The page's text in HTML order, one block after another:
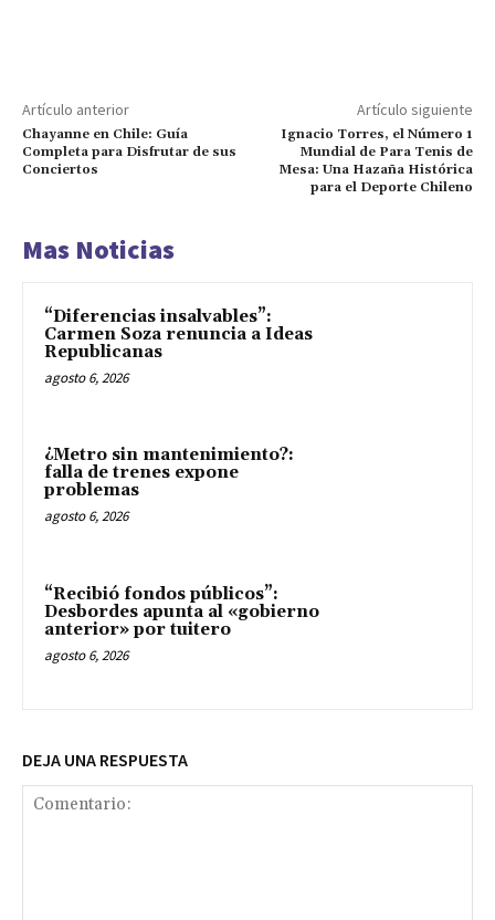
Artículo anterior
Chayanne en Chile: Guía
Completa para Disfrutar de sus
Conciertos
Artículo siguiente
Ignacio Torres, el Número 1
Mundial de Para Tenis de
Mesa: Una Hazaña Histórica
para el Deporte Chileno
Mas Noticias
“Diferencias insalvables”:
Carmen Soza renuncia a Ideas
Republicanas
agosto 6, 2026
¿Metro sin mantenimiento?:
falla de trenes expone
problemas
agosto 6, 2026
“Recibió fondos públicos”:
Desbordes apunta al «gobierno
anterior» por tuitero
agosto 6, 2026
DEJA UNA RESPUESTA